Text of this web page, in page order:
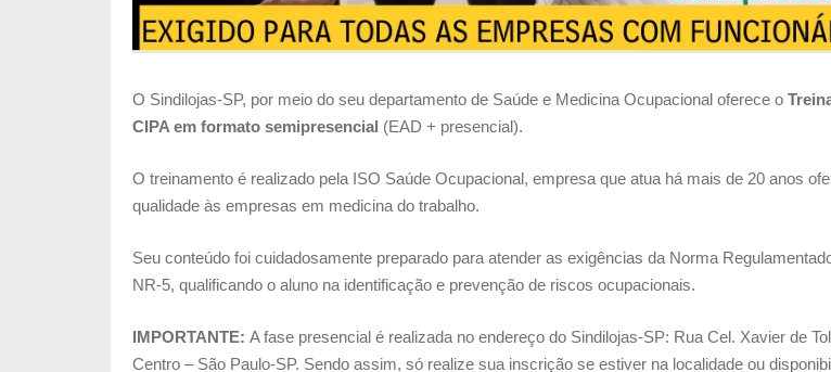
O Sindilojas-SP, por meio do seu departamento de Saúde e Medicina Ocupacional oferece o
CIPA em formato semipresencial (EAD + presencial).
O treinamento é realizado pela ISO Saúde Ocupacional, empresa que atua há mais de 20 anos
qualidade às empresas em medicina do trabalho.
Seu conteúdo foi cuidadosamente preparado para atender as exigências da Norma
NR-5, qualificando o aluno na identificação e prevenção de riscos ocupacionais.
IMPORTANTE: A fase presencial é realizada no endereço do Sindilojas-SP: Rua Cel. Xavier de
Centro – São Paulo-SP. Sendo assim, só realize sua inscrição se estiver na localidade ou